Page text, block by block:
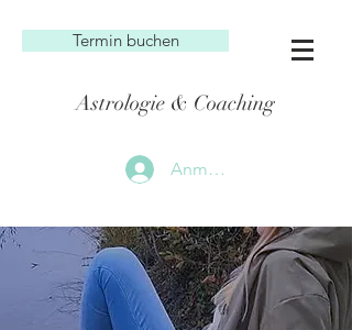
Termin buchen
Astrologie & Coaching
Anmelden